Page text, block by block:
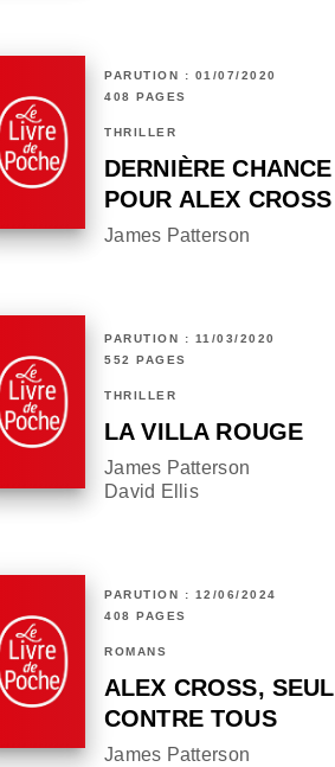
PARUTION : 01/07/2020
408 PAGES
THRILLER
DERNIÈRE CHANCE
POUR ALEX CROSS
James Patterson
PARUTION : 11/03/2020
552 PAGES
THRILLER
LA VILLA ROUGE
James Patterson
David Ellis
PARUTION : 12/06/2024
408 PAGES
ROMANS
ALEX CROSS, SEUL
CONTRE TOUS
James Patterson